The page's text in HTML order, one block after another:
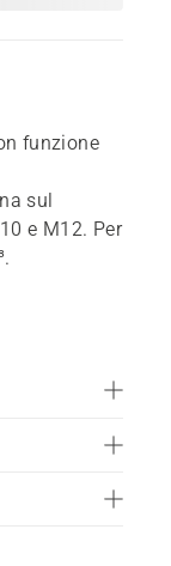
funzione
sul
e M12. Per